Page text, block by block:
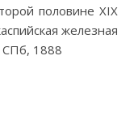
половине XIX
железная
СПб, 1888